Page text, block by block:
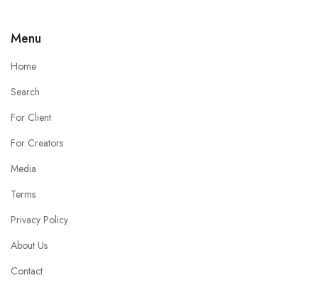
Menu
Home
Search
For Client
For Creators
Media
Terms
Privacy Policy
About Us
Contact